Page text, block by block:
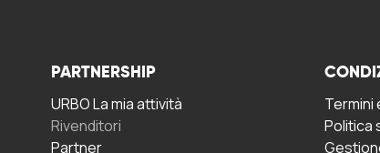
PARTNERSHIP
URBO La mia attività
Rivenditori
Partner
Termini
Politica